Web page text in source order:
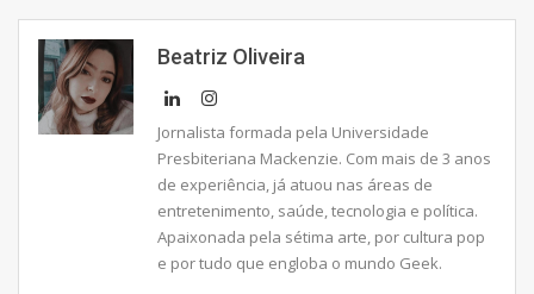
Beatriz Oliveira
Jornalista formada pela Universidade
Presbiteriana Mackenzie. Com mais de 3 anos
de experiência, já atuou nas áreas de
entretenimento, saúde, tecnologia e política.
Apaixonada pela sétima arte, por cultura pop
e por tudo que engloba o mundo Geek.